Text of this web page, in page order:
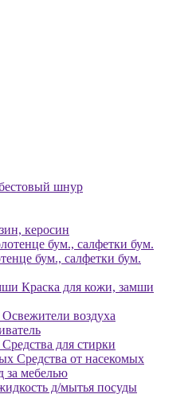
шнур
керосин
бум., салфетки бум.
Краска для кожи, замши
Освежители воздуха
Средства для стирки
Средства от насекомых
за мебелью